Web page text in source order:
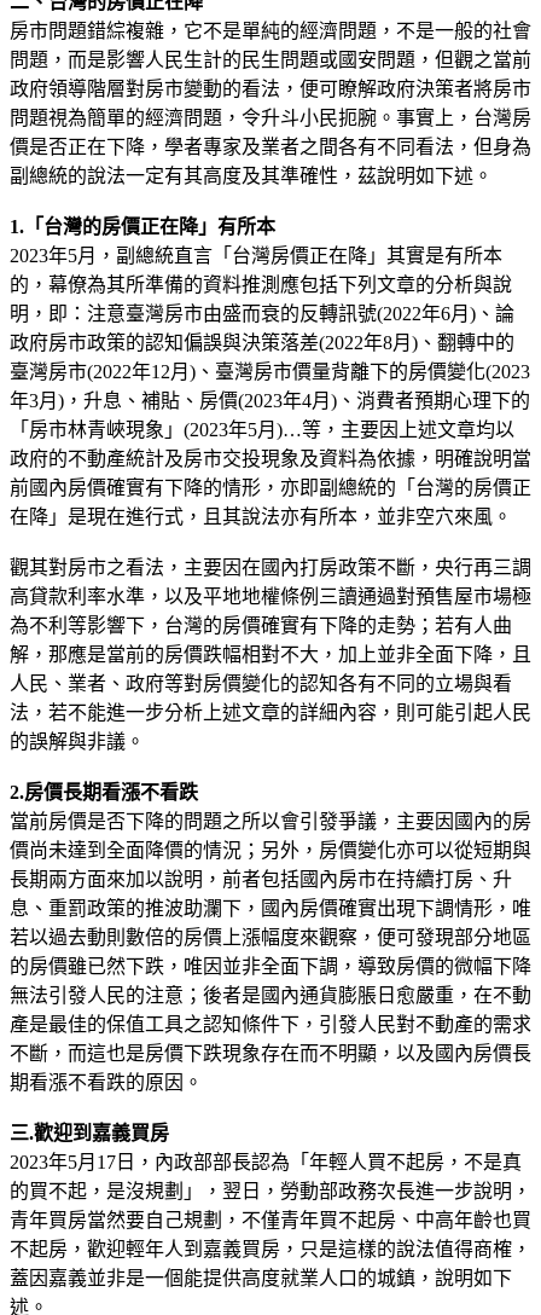
房市問題錯綜複雜，它不是單純的經濟問題，不是一般的社會
問題，而是影響人民生計的民生問題或國安問題，但觀之當前
政府領導階層對房市變動的看法，便可瞭解政府決策者將房市
問題視為簡單的經濟問題，令升斗小民扼腕。事實上，台灣房
價是否正在下降，學者專家及業者之間各有不同看法，但身為
副總統的說法一定有其高度及其準確性，茲說明如下述。
1.「台灣的房價正在降」有所本
2023年5月，副總統直言「台灣房價正在降」其實是有所本
的，幕僚為其所準備的資料推測應包括下列文章的分析與說
明，即：注意臺灣房市由盛而衰的反轉訊號(2022年6月)、論
政府房市政策的認知偏誤與決策落差(2022年8月)、翻轉中的
臺灣房市(2022年12月)、臺灣房市價量背離下的房價變化(2023
年3月)，升息、補貼、房價(2023年4月)、消費者預期心理下的
「房市林青峽現象」(2023年5月)…等，主要因上述文章均以
政府的不動產統計及房市交投現象及資料為依據，明確說明當
前國內房價確實有下降的情形，亦即副總統的「台灣的房價正
在降」是現在進行式，且其說法亦有所本，並非空穴來風。
觀其對房市之看法，主要因在國內打房政策不斷，央行再三調
高貸款利率水準，以及平地地權條例三讀通過對預售屋市場極
為不利等影響下，台灣的房價確實有下降的走勢；若有人曲
解，那應是當前的房價跌幅相對不大，加上並非全面下降，且
人民、業者、政府等對房價變化的認知各有不同的立場與看
法，若不能進一步分析上述文章的詳細內容，則可能引起人民
的誤解與非議。
2.房價長期看漲不看跌
當前房價是否下降的問題之所以會引發爭議，主要因國內的房
價尚未達到全面降價的情況；另外，房價變化亦可以從短期與
長期兩方面來加以說明，前者包括國內房市在持續打房、升
息、重罰政策的推波助瀾下，國內房價確實出現下調情形，唯
若以過去動則數倍的房價上漲幅度來觀察，便可發現部分地區
的房價雖已然下跌，唯因並非全面下調，導致房價的微幅下降
無法引發人民的注意；後者是國內通貨膨脹日愈嚴重，在不動
產是最佳的保值工具之認知條件下，引發人民對不動產的需求
不斷，而這也是房價下跌現象存在而不明顯，以及國內房價長
期看漲不看跌的原因。
三.歡迎到嘉義買房
2023年5月17日，內政部部長認為「年輕人買不起房，不是真
的買不起，是沒規劃」，翌日，勞動部政務次長進一步說明，
青年買房當然要自己規劃，不僅青年買不起房、中高年齡也買
不起房，歡迎輕年人到嘉義買房，只是這樣的說法值得商榷，
蓋因嘉義並非是一個能提供高度就業人口的城鎮，說明如下
述。